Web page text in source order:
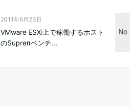
2011年6月23日
VMware ESXi上で稼働するホスト
のSupreπベンチ...